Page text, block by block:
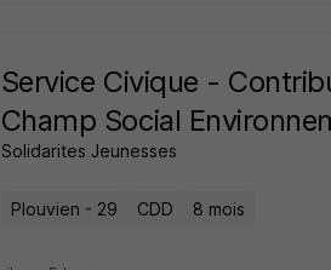
Service Civique -
Champ Social
Solidarites Jeunesses
Plouvien - 29 CDD 8 mois